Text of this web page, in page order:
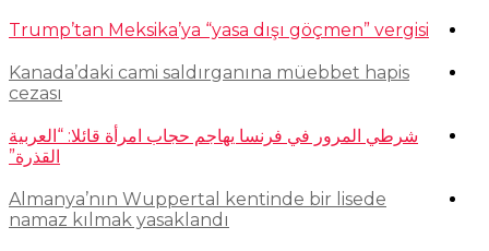
Trump’tan Meksika’ya “yasa dışı göçmen” vergisi
Kanada’daki cami saldırganına müebbet hapis
cezası
شرطي المرور في فرنسا يهاجم حجاب امرأة قائلا: “العربية
القذرة”
Almanya’nın Wuppertal kentinde bir lisede
namaz kılmak yasaklandı